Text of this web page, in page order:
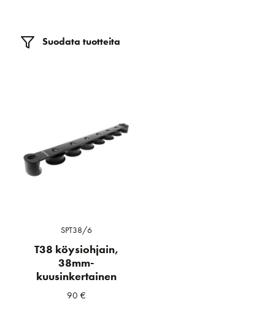
Suodata tuotteita
SPT38/6
T38 köysiohjain,
38mm-
kuusinkertainen
90 €